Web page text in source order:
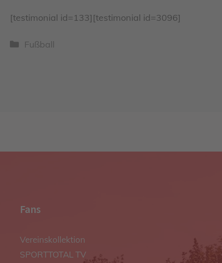
[testimonial id=133][testimonial id=3096]
Kategorien
Fußball
Fans
Vereinskollektion
SPORTTOTAL TV